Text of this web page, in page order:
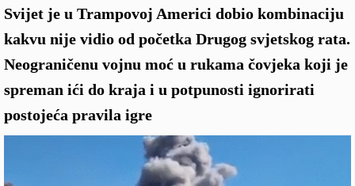
Svijet je u Trampovoj Americi dobio kombinaciju
kakvu nije vidio od početka Drugog svjetskog rata.
Neograničenu vojnu moć u rukama čovjeka koji je
spreman ići do kraja i u potpunosti ignorirati
postojeća pravila igre